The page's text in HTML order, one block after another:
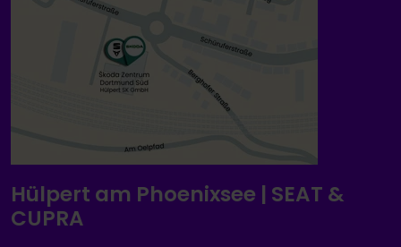
Hülpert am Phoenixsee | SEAT &
CUPRA